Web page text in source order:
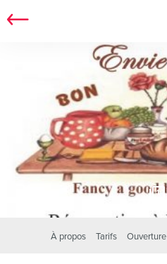
1
À propos Tarifs Ouverture